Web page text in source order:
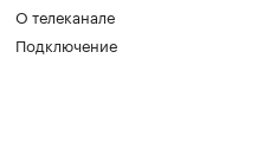
О телеканале
Подключение